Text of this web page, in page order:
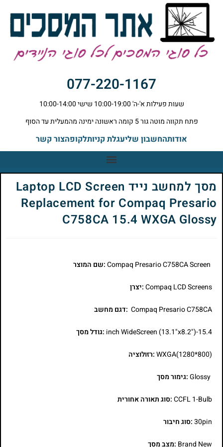
077-220-1167
שעות פעילות א'-ה' 10:00-19:00 שישי 10:00-14:00
פתח תקווה מוטה גור 5 קומה ראשונה ימינה מהמעלית עד הסוף
אודותהחשבון שליעגלת קניותלקופהצור קשר
מסך למחשב נייד Laptop LCD Screen
Replacement for Compaq Presario
C758CA 15.4 WXGA Glossy
:שם המוצר
Compaq LCD Screens:יצרן
Compaq Presario C758CA :דגם מחשב
15.4-inch WideScreen (13.1"x8.2") :גודל מסך
WXGA(1280*800):רזולוציה
Glossy:גימור מסך
CCFL 1-Bulb:סוג תאורה אחורית
30pin:סוג חיבור
Brand New :מצב מסך